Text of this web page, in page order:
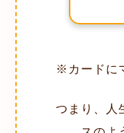
※カードに
つまり、人